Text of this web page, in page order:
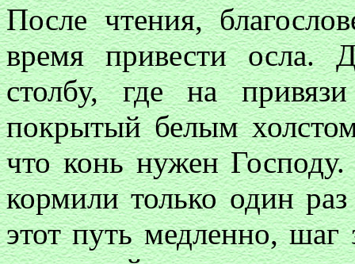
После чтения,
время привести
столбу, где на
покрытый белым
что конь нужен
кормили только один
этот путь медленно, шаг